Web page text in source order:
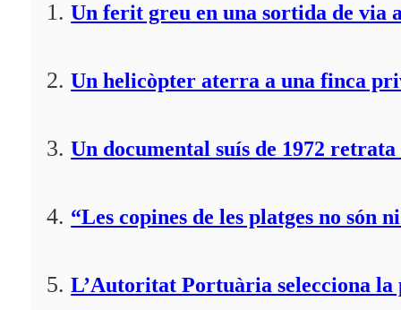
Un ferit greu en una sortida de via
Un helicòpter aterra a una finca
Un documental suís de 1972
“Les copines de les platges no
L’Autoritat Portuària selecciona